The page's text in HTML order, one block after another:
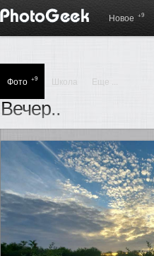
Новое +9
Фото +9 Школа Еще ...
Вечер..